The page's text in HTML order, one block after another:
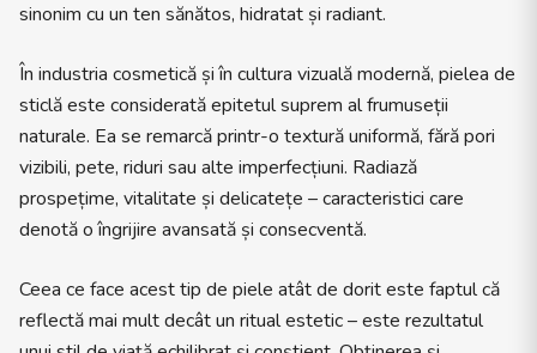
sinonim cu un ten sănătos, hidratat și radiant.
În industria cosmetică și în cultura vizuală modernă, pielea de
sticlă este considerată epitetul suprem al frumuseții
naturale. Ea se remarcă printr-o textură uniformă, fără pori
vizibili, pete, riduri sau alte imperfecțiuni. Radiază
prospețime, vitalitate și delicatețe – caracteristici care
denotă o îngrijire avansată și consecventă.
Ceea ce face acest tip de piele atât de dorit este faptul că
reflectă mai mult decât un ritual estetic – este rezultatul